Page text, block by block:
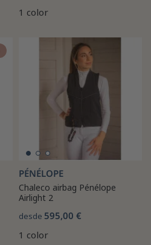
1 color
PÉNÉLOPE
Chaleco airbag Pénélope
Airlight 2
desde 595,00 €
1 color